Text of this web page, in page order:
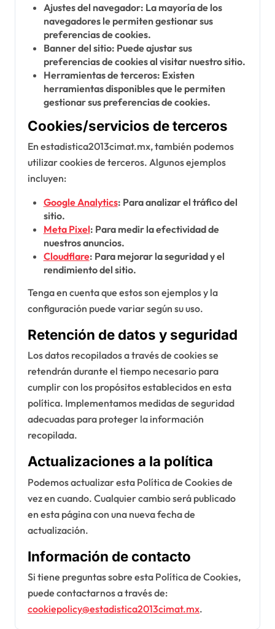
Ajustes del navegador: La mayoría de los
navegadores le permiten gestionar sus
preferencias de cookies.
Banner del sitio: Puede ajustar sus
preferencias de cookies al visitar nuestro sitio.
Herramientas de terceros: Existen
herramientas disponibles que le permiten
gestionar sus preferencias de cookies.
Cookies/servicios de terceros
En estadistica2013cimat.mx, también podemos
utilizar cookies de terceros. Algunos ejemplos
incluyen:
Google Analytics: Para analizar el tráfico del
sitio.
Meta Pixel: Para medir la efectividad de
nuestros anuncios.
Cloudflare: Para mejorar la seguridad y el
rendimiento del sitio.
Tenga en cuenta que estos son ejemplos y la
configuración puede variar según su uso.
Retención de datos y seguridad
Los datos recopilados a través de cookies se
retendrán durante el tiempo necesario para
cumplir con los propósitos establecidos en esta
política. Implementamos medidas de seguridad
adecuadas para proteger la información
recopilada.
Actualizaciones a la política
Podemos actualizar esta Política de Cookies de
vez en cuando. Cualquier cambio será publicado
en esta página con una nueva fecha de
actualización.
Información de contacto
Si tiene preguntas sobre esta Política de Cookies,
puede contactarnos a través de:
cookiepolicy@estadistica2013cimat.mx.